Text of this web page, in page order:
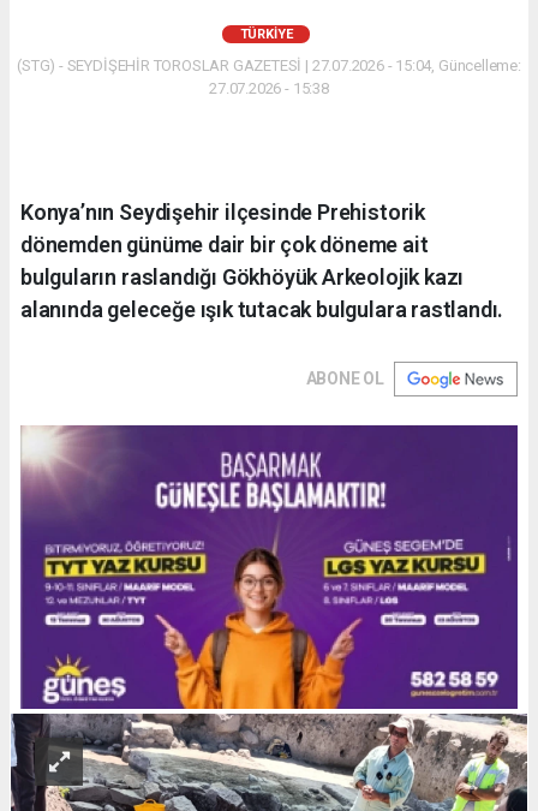
TÜRKIYE
(STG) - SEYDİŞEHİR TOROSLAR GAZETESİ | 27.07.2026 - 15:04, Güncelleme:
27.07.2026 - 15:38
Konya’nın Seydişehir ilçesinde Prehistorik
dönemden günüme dair bir çok döneme ait
bulguların raslandığı Gökhöyük Arkeolojik kazı
alanında geleceğe ışık tutacak bulgulara rastlandı.
ABONE OL